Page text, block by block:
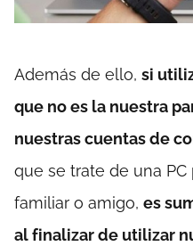
Además de ello, si
que no es la nuestra
nuestras cuentas de
que se trate de una
familiar o amigo, es
al finalizar de utilizar